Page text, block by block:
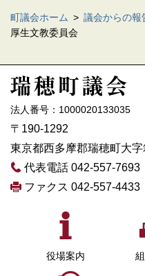
町議会ホーム > 議会からの報
厚生文教委員会
法人番号：1000020133035
〒190-1292
東京都西多摩郡瑞穂町大
代表電話 042-557-7693
ファクス 042-557-4433
役場案内